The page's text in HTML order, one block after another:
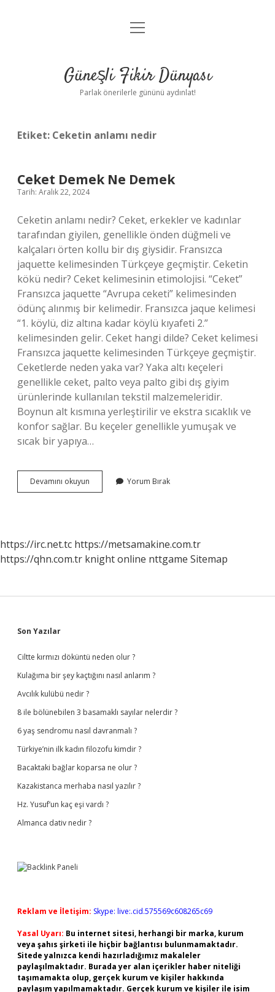
Anasayfa
Yasal Uyarı
menüyü
Güneşli Fikir Dünyası
Parlak önerilerle gününü aydınlat!
Etiket: Ceketin anlamı nedir
Ceket Demek Ne Demek
Tarih: Aralık 22, 2024
Ceketin anlamı nedir? Ceket, erkekler ve kadınlar
tarafından giyilen, genellikle önden düğmeli ve
kalçaları örten kollu bir dış giysidir. Fransızca
jaquette kelimesinden Türkçeye geçmiştir. Ceketin
kökü nedir? Ceket kelimesinin etimolojisi. “Ceket”
Fransızca jaquette “Avrupa ceketi” kelimesinden
ödünç alınmış bir kelimedir. Fransızca jaque kelimesi
“1. köylü, diz altına kadar köylü kıyafeti 2.”
kelimesinden gelir. Ceket hangi dilde? Ceket kelimesi
Fransızca jaquette kelimesinden Türkçeye geçmiştir.
Ceketlerde neden yaka var? Yaka altı keçeleri
genellikle ceket, palto veya palto gibi dış giyim
ürünlerinde kullanılan tekstil malzemeleridir.
Boynun alt kısmına yerleştirilir ve ekstra sıcaklık ve
konfor sağlar. Bu keçeler genellikle yumuşak ve
sıcak bir yapıya…
Devamını okuyun
Demek
Yorum Bırak
https://irc.net.tc https://metsamakine.com.tr
https://qhn.com.tr knight online nttgame Sitemap
Sidebar
Son Yazılar
Ciltte kırmızı döküntü neden olur ?
Kulağıma bir şey kaçtığını nasıl anlarım ?
Avcılık kulübü nedir ?
8 ile bölünebilen 3 basamaklı sayılar nelerdir ?
6 yaş sendromu nasıl davranmalı ?
Türkiye’nin ilk kadın filozofu kimdir ?
Bacaktaki bağlar koparsa ne olur ?
Kazakistanca merhaba nasıl yazılır ?
Hz. Yusuf’un kaç eşi vardı ?
Almanca dativ nedir ?
Reklam ve İletişim: Skype: live:.cid.575569c608265c69
Yasal Uyarı: Bu internet sitesi, herhangi bir marka, kurum
veya şahıs şirketi ile hiçbir bağlantısı bulunmamaktadır.
Sitede yalnızca kendi hazırladığımız makaleler
paylaşılmaktadır. Burada yer alan içerikler haber niteliği
taşımamakta olup, gerçek kurum ve kişiler hakkında
paylaşım yapılmamaktadır. Gerçek kurum ve kişiler ile isim